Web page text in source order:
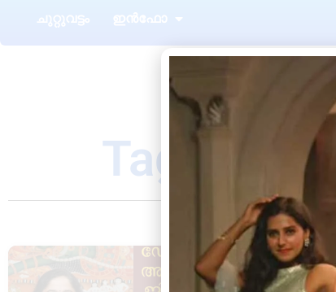
ചുറ്റുവട്ടം ഇൻഫോ
Tag:
ചുറ്റുവട്ടം